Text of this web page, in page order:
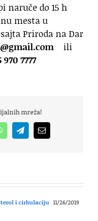
naruče do 15 h
mesta u
Priroda na Dar
ili
970 7777
mreža!
TelegramEmail
i cirkulaciju 11/26/2019